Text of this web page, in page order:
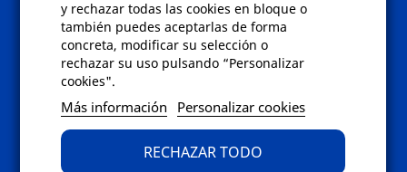
y rechazar todas las cookies en bloque o
también puedes aceptarlas de forma
concreta, modificar su selección o
rechazar su uso pulsando “Personalizar
cookies".
Más información Personalizar cookies
RECHAZAR TODO
Preguntas frecuentes
Contacto
Envíanos un email a
bien rellena nuestroformulario de
contacto